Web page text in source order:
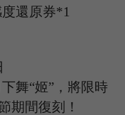
還原券*1
下舞“姬”， 將限時
期間復刻！